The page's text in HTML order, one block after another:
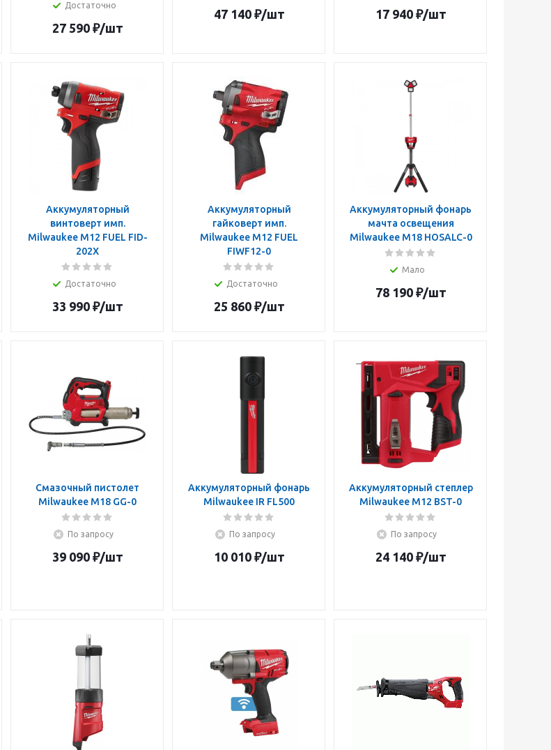
Достаточно
27 590₽/шт
47 140₽/шт 17 940₽/шт
Аккумуляторный
винтоверт имп.
Milwaukee M12 FUEL FID-
202X
Достаточно
33 990₽/шт
Аккумуляторный
гайковерт имп.
Milwaukee M12 FUEL
FIWF12-0
Достаточно
25 860₽/шт
Аккумуляторный фонарь
мачта освещения
Milwaukee M18 HOSALC-0
Мало
78 190₽/шт
Смазочный пистолет
Milwaukee M18 GG-0
По запросу
39 090₽/шт
Аккумуляторный фонарь
Milwaukee IR FL500
По запросу
10 010₽/шт
Аккумуляторный степлер
Milwaukee M12 BST-0
По запросу
24 140₽/шт